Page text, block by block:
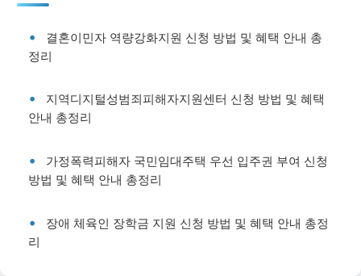
결혼이민자 역량강화지원 신청 방법 및 혜택 안내 총
정리
지역디지털성범죄피해자지원센터 신청 방법 및 혜택
안내 총정리
가정폭력피해자 국민임대주택 우선 입주권 부여 신청
방법 및 혜택 안내 총정리
장애 체육인 장학금 지원 신청 방법 및 혜택 안내 총정
리